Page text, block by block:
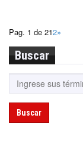
Pag. 1 de 212»
Buscar
Buscar